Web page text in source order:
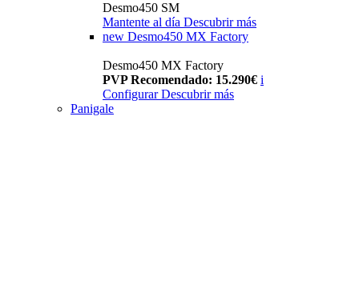
Desmo450 SM
Mantente al día Descubrir más
new Desmo450 MX Factory
Desmo450 MX Factory
PVP Recomendado: 15.290€ i
Configurar Descubrir más
Panigale